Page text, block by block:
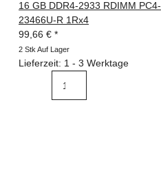
16 GB DDR4-2933 RDIMM PC4-
23466U-R 1Rx4
99,66 € *
2 Stk Auf Lager
Lieferzeit: 1 - 3 Werktage